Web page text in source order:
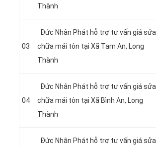
Thành
03
Đức Nhân Phát hỗ trợ tư vấn giá sửa
chữa mái tôn tại Xã Tam An, Long
Thành
04
Đức Nhân Phát hỗ trợ tư vấn giá sửa
chữa mái tôn tại Xã Bình An, Long
Thành
Đức Nhân Phát hỗ trợ tư vấn giá sửa